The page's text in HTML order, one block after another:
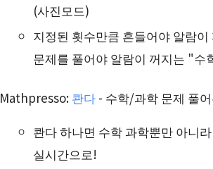
(사진모드)
지정된 횟수만큼 흔들어야 알람
문제를 풀어야 알람이 꺼지는 "
Mathpresso: 콴다 - 수학/과학 문제 풀
콴다 하나면 수학 과학뿐만 아니
실시간으로!